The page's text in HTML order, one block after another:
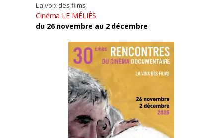
La voix des films
Cinéma LE MÉLIÈS
du 26 novembre au 2 décembre